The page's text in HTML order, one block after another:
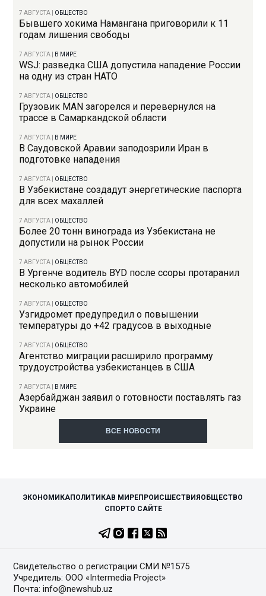
7 АВГУСТА ОБЩЕСТВО
Бывшего хокима Намангана приговорили к 11
годам лишения свободы
7 АВГУСТА В МИРЕ
WSJ: разведка США допустила нападение России
на одну из стран НАТО
7 АВГУСТА ОБЩЕСТВО
Грузовик MAN загорелся и перевернулся на
трассе в Самаркандской области
7 АВГУСТА В МИРЕ
В Саудовской Аравии заподозрили Иран в
подготовке нападения
7 АВГУСТА ОБЩЕСТВО
В Узбекистане создадут энергетические паспорта
для всех махаллей
7 АВГУСТА ОБЩЕСТВО
Более 20 тонн винограда из Узбекистана не
допустили на рынок России
7 АВГУСТА ОБЩЕСТВО
В Ургенче водитель BYD после ссоры протаранил
несколько автомобилей
7 АВГУСТА ОБЩЕСТВО
Узгидромет предупредил о повышении
температуры до +42 градусов в выходные
7 АВГУСТА ОБЩЕСТВО
Агентство миграции расширило программу
трудоустройства узбекистанцев в США
7 АВГУСТА В МИРЕ
Азербайджан заявил о готовности поставлять газ
Украине
ВСЕ НОВОСТИ
ЭКОНОМИКАПОЛИТИКАВ МИРЕПРОИСШЕСТВИЯ ОБЩЕСТВО
СПОРТО САЙТЕ
Свидетельство о регистрации СМИ №1575
Учредитель: ООО «Intermedia Project»
Почта: info@newshub.uz